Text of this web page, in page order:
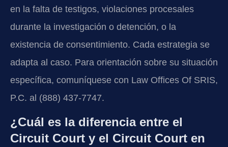
en la falta de testigos, violaciones procesales
durante la investigación o detención, o la
existencia de consentimiento. Cada estrategia se
adapta al caso. Para orientación sobre su situación
específica, comuníquese con Law Offices Of SRIS,
P.C. al (888) 437-7747.
¿Cuál es la diferencia entre el
Circuit Court y el Circuit Court en